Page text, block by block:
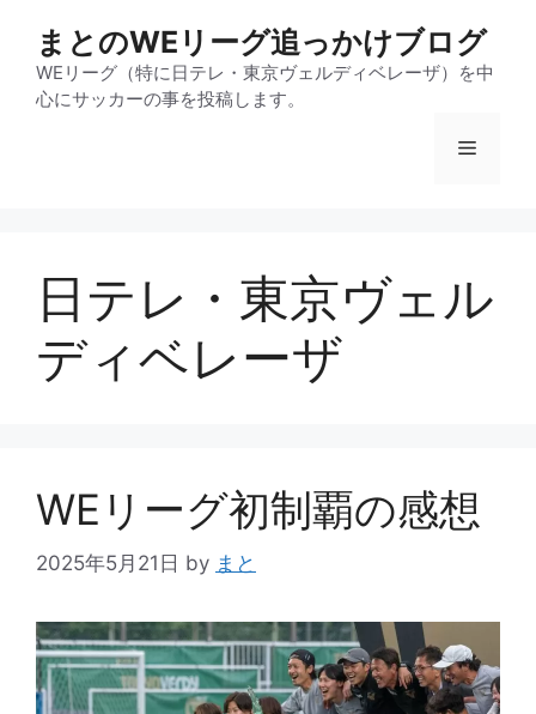
まとのWEリーグ追っかけブログ
WEリーグ（特に日テレ・東京ヴェルディベレーザ）を中
心にサッカーの事を投稿します。
メ
日テレ・東京ヴェル
ディベレーザ
WEリーグ初制覇の感想
2025年5月21日 by まと